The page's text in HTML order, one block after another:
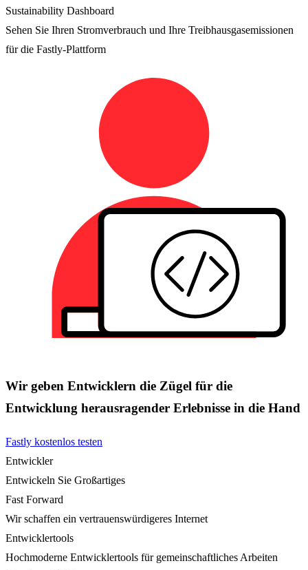
Sustainability Dashboard
Sehen Sie Ihren Stromverbrauch und Ihre Treibhausgasemissionen
für die Fastly-Plattform
Wir geben Entwicklern die Zügel für die
Entwicklung herausragender Erlebnisse in die Hand
Fastly kostenlos testen
Entwickler
Entwickeln Sie Großartiges
Fast Forward
Wir schaffen ein vertrauenswürdigeres Internet
Entwicklertools
Hochmoderne Entwicklertools für gemeinschaftliches Arbeiten